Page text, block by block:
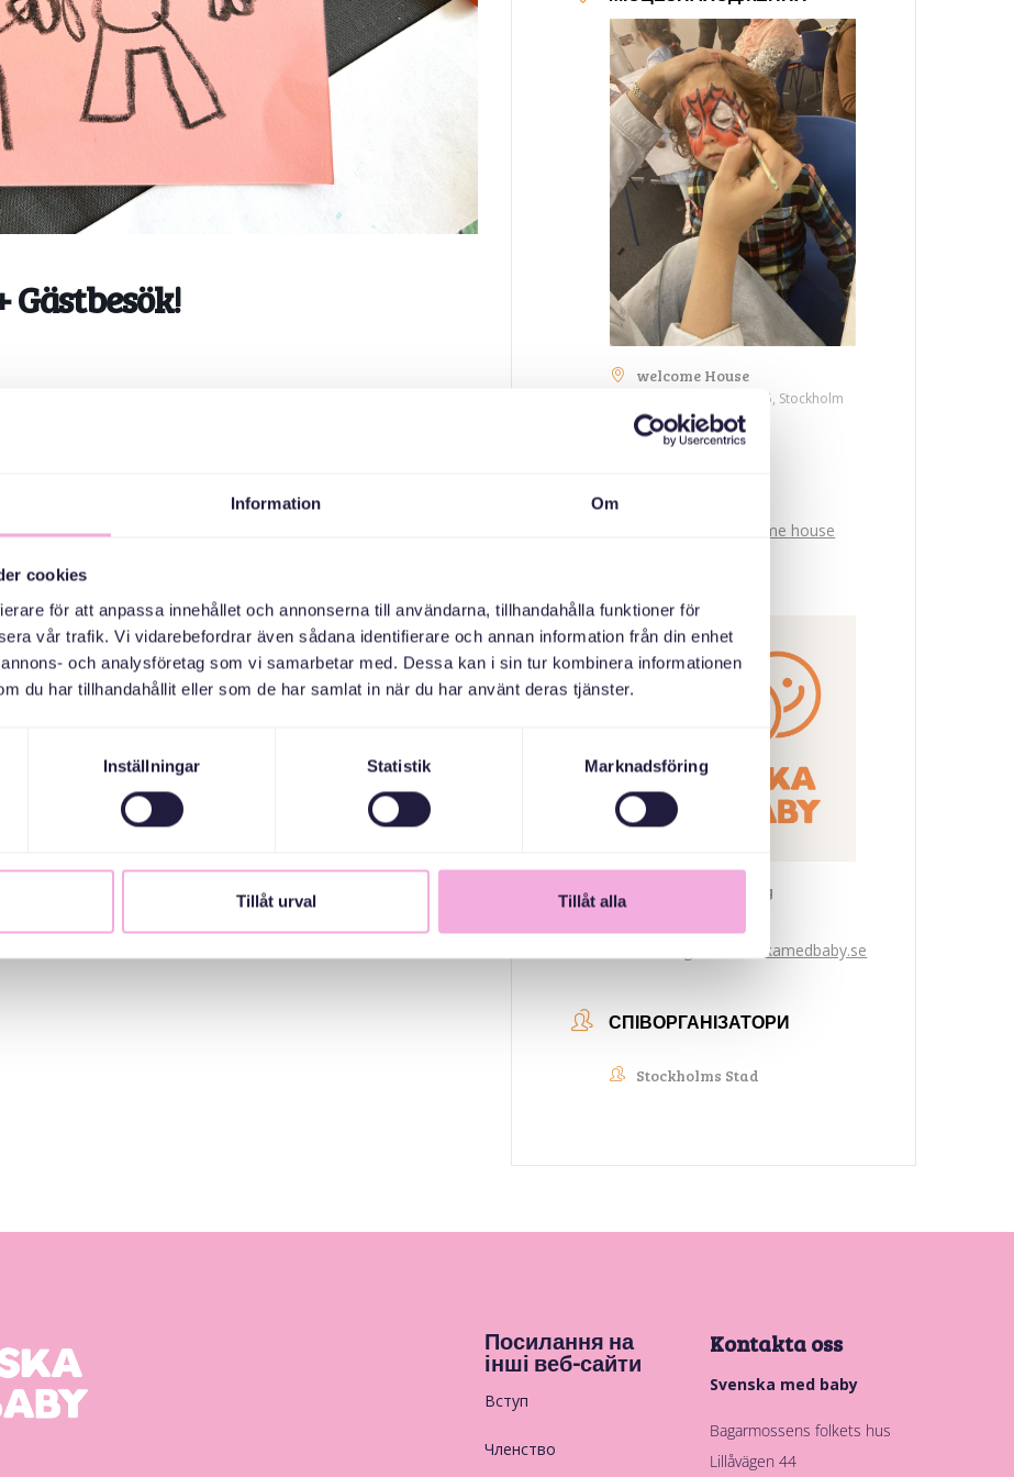
Information Om
cookies
för att anpassa innehållet och annonserna till användarna, tillhandahålla funktioner för
vår trafik. Vi vidarebefordrar även sådana identifierare och annan information från din enhet
och analysföretag som vi samarbetar med. Dessa kan i sin tur kombinera informationen
du har tillhandahållit eller som de har samlat in när du har använt deras tjänster.
Inställningar Statistik Marknadsföring
Tillåt urval Tillåt alla
Gästbesök!
som berättar om barns språkutveckling och
tidig ålder.
öppnar 15.00.
tillsammans med sin förälder – en fin start på barnets egen
kanske någon från ett annat land, eller en extramormor/morfar.
och små.
0-10 år, samt seniorer.
welcome House
Medborgarplatsen 25, Stockholm
Mötesplats - Welcome house
Svenska med baby
bokningen@svenskamedbaby.se
СПІВОРГАНІЗАТОРИ
Stockholms Stad
Посилання на
інші веб-сайти
Вступ
Членство
Kontakta oss
Svenska med baby
Bagarmossens folkets hus
Lillåvägen 44